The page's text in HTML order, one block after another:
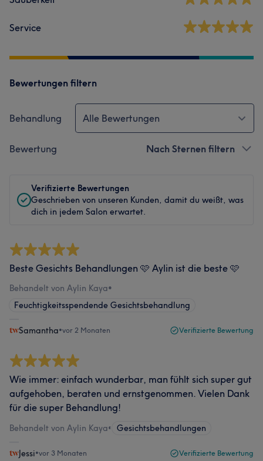
Service
Bewertungen filtern
Behandlung Alle Bewertungen
Bewertung Nach Sternen filtern
Verifizierte Bewertungen
Geschrieben von unseren Kunden, damit du weißt, was
dich in jedem Salon erwartet.
Beste Gesichts Behandlungen 🩷 Aylin ist die beste 🩷
Behandelt von Aylin Kaya•
Feuchtigkeitsspendende Gesichtsbehandlung
Samantha•vor 2 Monaten Verifizierte Bewertung
Wie immer: einfach wunderbar, man fühlt sich super gut
aufgehoben, beraten und ernstgenommen. Vielen Dank
für die super Behandlung!
Behandelt von Aylin Kaya• Gesichtsbehandlungen
Jessi•vor 3 Monaten Verifizierte Bewertung